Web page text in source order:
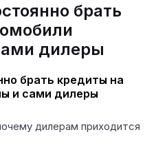
брать
дилеры
дилерам приходится